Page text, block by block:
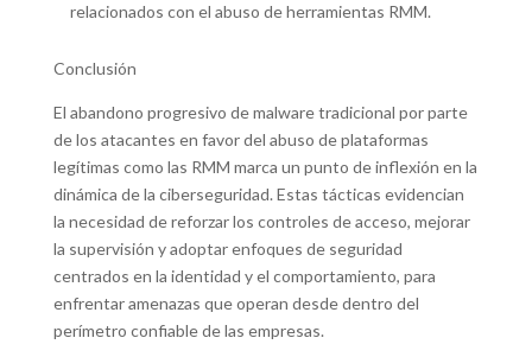
relacionados con el abuso de herramientas RMM.
Conclusión
El abandono progresivo de malware tradicional por parte
de los atacantes en favor del abuso de plataformas
legítimas como las RMM marca un punto de inflexión en la
dinámica de la ciberseguridad. Estas tácticas evidencian
la necesidad de reforzar los controles de acceso, mejorar
la supervisión y adoptar enfoques de seguridad
centrados en la identidad y el comportamiento, para
enfrentar amenazas que operan desde dentro del
perímetro confiable de las empresas.